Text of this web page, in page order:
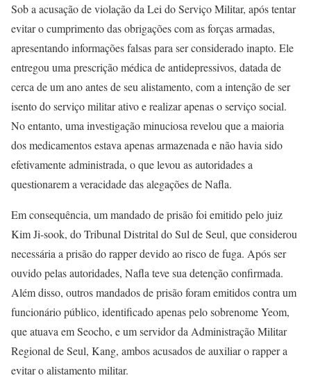
Sob a acusação de violação da Lei do Serviço Militar, após tentar
evitar o cumprimento das obrigações com as forças armadas,
apresentando informações falsas para ser considerado inapto. Ele
entregou uma prescrição médica de antidepressivos, datada de
cerca de um ano antes de seu alistamento, com a intenção de ser
isento do serviço militar ativo e realizar apenas o serviço social.
No entanto, uma investigação minuciosa revelou que a maioria
dos medicamentos estava apenas armazenada e não havia sido
efetivamente administrada, o que levou as autoridades a
questionarem a veracidade das alegações de Nafla.
Em consequência, um mandado de prisão foi emitido pelo juiz
Kim Ji-sook, do Tribunal Distrital do Sul de Seul, que considerou
necessária a prisão do rapper devido ao risco de fuga. Após ser
ouvido pelas autoridades, Nafla teve sua detenção confirmada.
Além disso, outros mandados de prisão foram emitidos contra um
funcionário público, identificado apenas pelo sobrenome Yeom,
que atuava em Seocho, e um servidor da Administração Militar
Regional de Seul, Kang, ambos acusados de auxiliar o rapper a
evitar o alistamento militar.